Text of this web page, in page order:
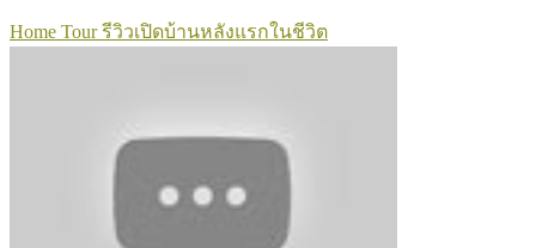
Home Tour รีวิวเปิดบ้านหลังแรกในชีวิต